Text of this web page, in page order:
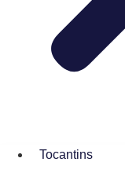
Tocantins